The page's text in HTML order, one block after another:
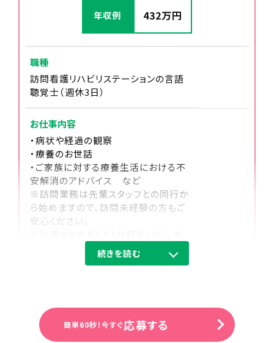
13:30～17:00
午後の訪問
午後も2～４件のご利用者様のお宅を回ります。
続きを読む
年収例 432万円
職種
訪問看護リハビリステーションの言語
聴覚士（週休3日）
お仕事内容
・病状や経過の観察
・療養のお世話
・ご家族に対する療養生活における不
安解消のアドバイス など
※訪問業務は先輩スタッフとの同行か
ら始めますので、訪問未経験の方もご
安心ください。
※電子カルテやLINEワークスを導入し
住所（勤務地）
神奈川県厚木市田村町9-33ACCオフィ
簡単60秒！今すぐ応募する